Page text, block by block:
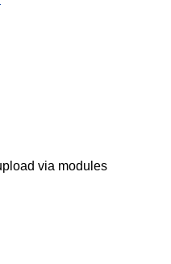
via modules